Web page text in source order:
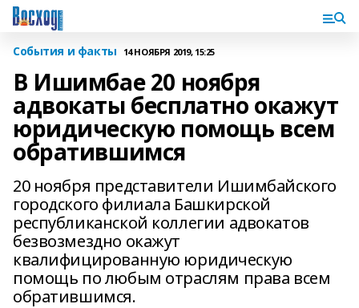
События и факты 14 НОЯБРЯ 2019, 15:25
В Ишимбае 20 ноября
адвокаты бесплатно окажут
юридическую помощь всем
обратившимся
20 ноября представители Ишимбайского
городского филиала Башкирской
республиканской коллегии адвокатов
безвозмездно окажут
квалифицированную юридическую
помощь по любым отраслям права всем
обратившимся.